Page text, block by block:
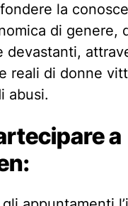
la
di genere,
devastanti,
reali di donne
abusi.
a
: